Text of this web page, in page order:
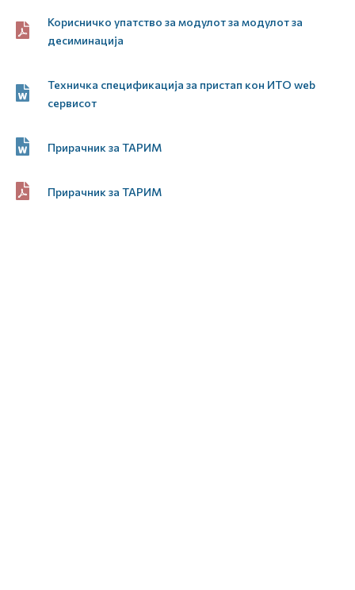
Корисничко упатство за модулот за модулот за
десиминација
Техничка спецификација за пристап кон ИТО web
сервисот
Прирачник за ТАРИМ
Прирачник за ТАРИМ